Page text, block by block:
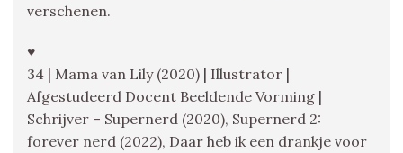
verschenen.
♥
34 | Mama van Lily (2020) | Illustrator |
Afgestudeerd Docent Beeldende Vorming |
Schrijver – Supernerd (2020), Supernerd 2:
forever nerd (2022), Daar heb ik een drankje voor